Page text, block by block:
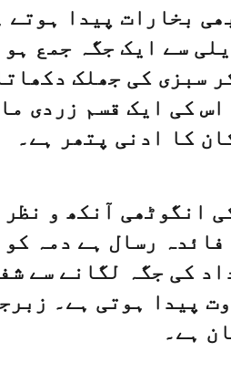
بخارات پیدا ہوتے
سے ایک جگہ جمع
سبزی کی جھلک
اس کی ایک قسم زردی
کا ادنی پتھر ہے۔
انگوٹھی آنکھ و
فائدہ رسال ہے دمہ
کی جگہ لگانے سے
پیدا ہوتی ہے۔
ہے۔